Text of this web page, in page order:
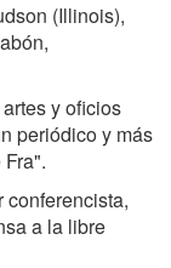
(Illinois),
y oficios
periódico y más
a la libre